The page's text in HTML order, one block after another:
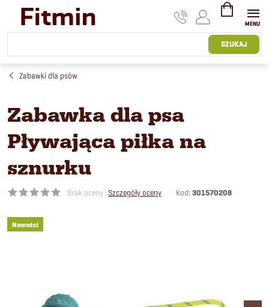
treści
SZUKAJ
KOSZYK
Zabawki dla psów
Zabawka dla psa
Pływająca piłka na
sznurku
Brak oceny Szczegóły oceny Kod: 301570208
Nowości